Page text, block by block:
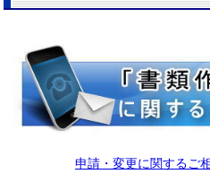
申請・変更に関するご